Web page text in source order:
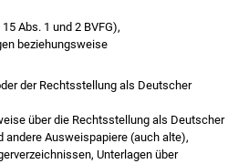
Abs. 1 und 2 BVFG),
beziehungsweise
der Rechtsstellung als Deutscher
über die Rechtsstellung als Deutscher
Ausweispapiere (auch alte),
Unterlagen über